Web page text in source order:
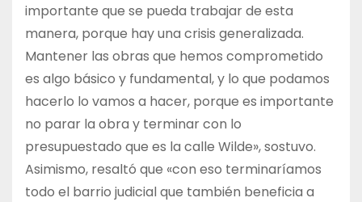
importante que se pueda trabajar de esta
manera, porque hay una crisis generalizada.
Mantener las obras que hemos comprometido
es algo básico y fundamental, y lo que podamos
hacerlo lo vamos a hacer, porque es importante
no parar la obra y terminar con lo
presupuestado que es la calle Wilde», sostuvo.
Asimismo, resaltó que «con eso terminaríamos
todo el barrio judicial que también beneficia a